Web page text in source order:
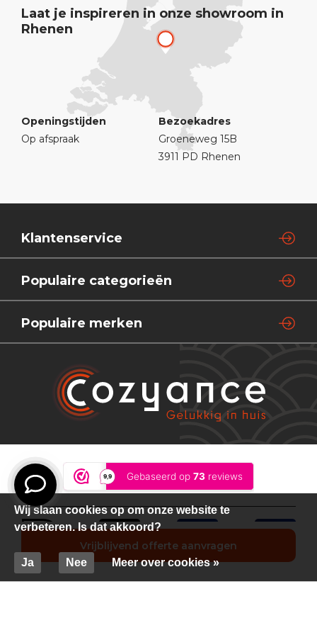
Vrijblijvend offerte aanvragen
Laat je inspireren in onze showroom in
Rhenen
Openingstijden
Op afspraak
Bezoekadres
Groeneweg 15B
3911 PD Rhenen
Klantenservice
Populaire categorieën
Populaire merken
Wij slaan cookies op om onze website te
verbeteren. Is dat akkoord?
Ja Nee Meer over cookies »